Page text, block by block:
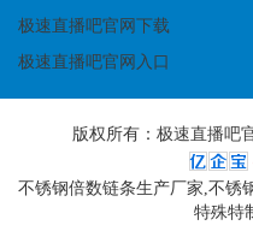
极速直播吧官网下载
极速直播吧官网入口
版权所有： 极速直播吧
不锈钢倍数链条生产厂家,不锈
特殊特